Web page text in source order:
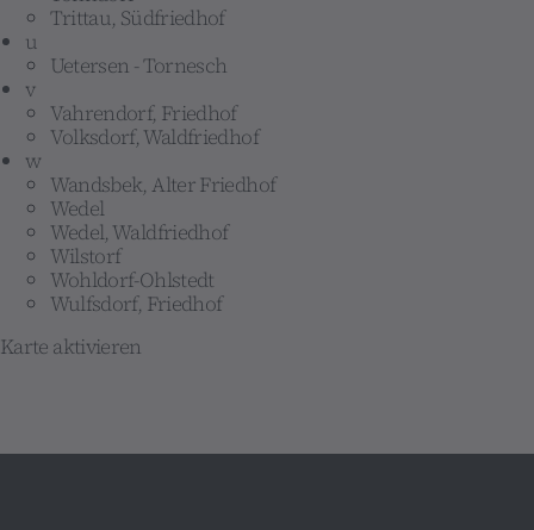
Trittau, Südfriedhof
u
Uetersen - Tornesch
v
Vahrendorf, Friedhof
Volksdorf, Waldfriedhof
w
Wandsbek, Alter Friedhof
Wedel
Wedel, Waldfriedhof
Wilstorf
Wohldorf-Ohlstedt
Wulfsdorf, Friedhof
Karte aktivieren